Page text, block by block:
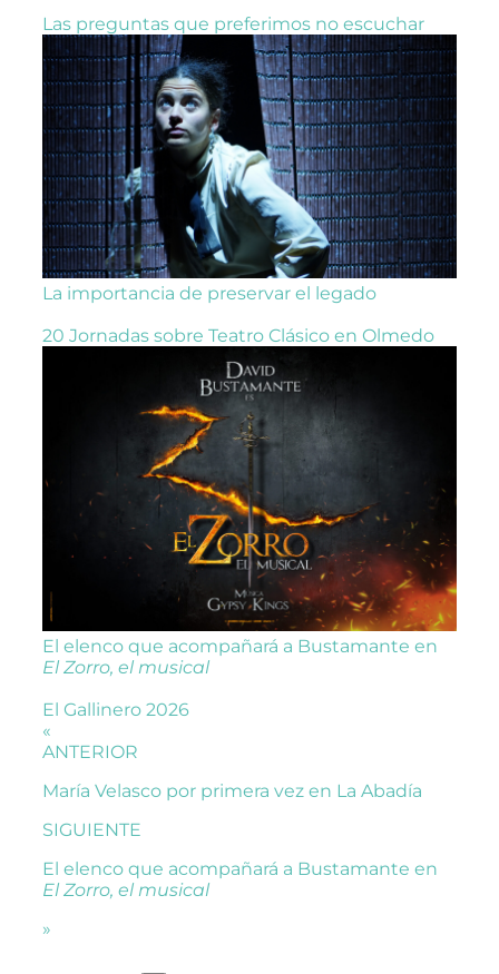
Las preguntas que preferimos no escuchar
La importancia de preservar el legado
20 Jornadas sobre Teatro Clásico en Olmedo
El elenco que acompañará a Bustamante en
El Zorro, el musical
El Gallinero 2026
«
ANTERIOR
María Velasco por primera vez en La Abadía
SIGUIENTE
El elenco que acompañará a Bustamante en
El Zorro, el musical
»